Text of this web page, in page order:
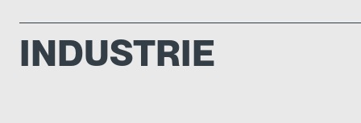
INDUSTRIE